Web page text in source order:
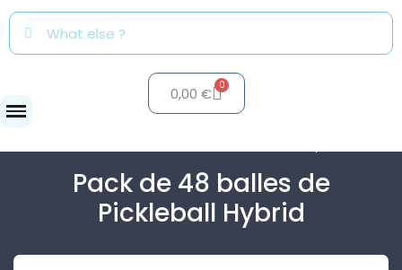
0,00 €
Pack de 48 balles de
Pickleball Hybrid